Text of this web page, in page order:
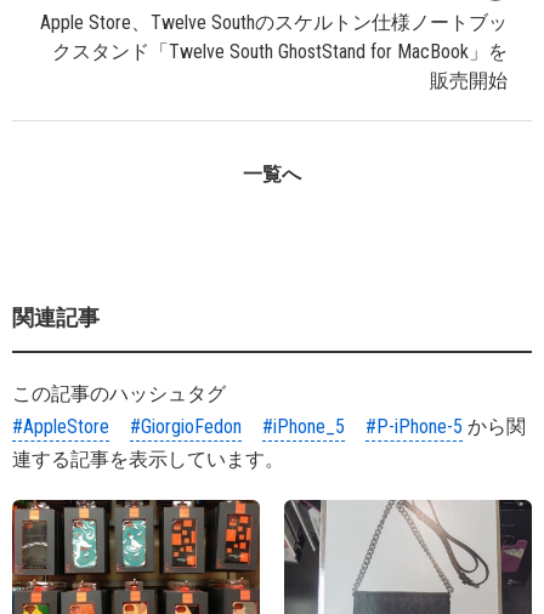
Apple Store、Twelve Southのスケルトン仕様ノートブッ
クスタンド「Twelve South GhostStand for MacBook」を
販売開始
一覧へ
関連記事
この記事のハッシュタグ
#AppleStore
#GiorgioFedon #iPhone_5 #P-iPhone-5 から関
連する記事を表示しています。